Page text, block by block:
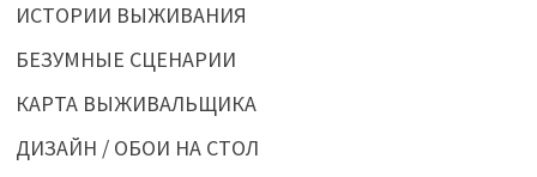
ИСТОРИИ ВЫЖИВАНИЯ
БЕЗУМНЫЕ СЦЕНАРИИ
КАРТА ВЫЖИВАЛЬЩИКА
ДИЗАЙН / ОБОИ НА СТОЛ